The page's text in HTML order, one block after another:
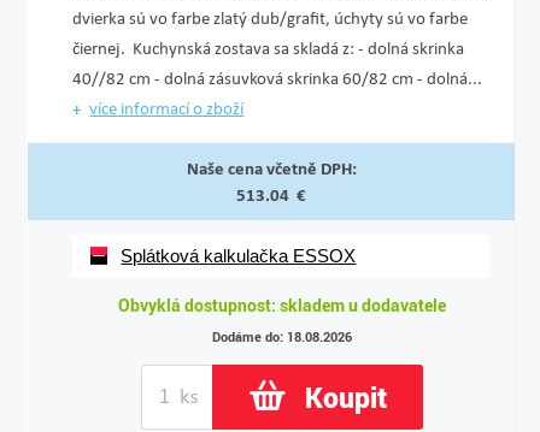
dvierka sú vo farbe zlatý dub/grafit, úchyty sú vo farbe
čiernej. Kuchynská zostava sa skladá z: - dolná skrinka
40//82 cm - dolná zásuvková skrinka 60/82 cm - dolná...
více informací o zboží
Naše cena včetně DPH:
513.04 €
Splátková kalkulačka ESSOX
Obvyklá dostupnost: skladem u dodavatele
Dodáme do: 18.08.2026
Koupit